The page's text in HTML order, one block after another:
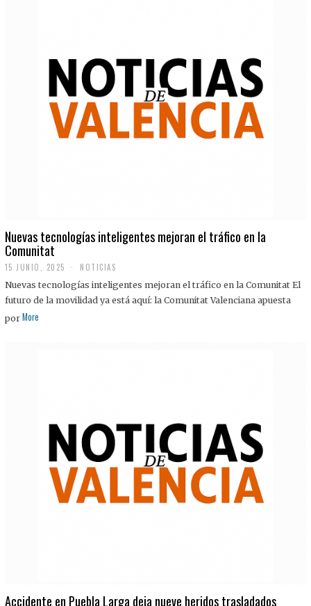
Nuevas tecnologías inteligentes mejoran el tráfico en la
Comunitat
15 JUNIO, 2025 NOTICIAS
Nuevas tecnologías inteligentes mejoran el tráfico en la Comunitat El
futuro de la movilidad ya está aquí: la Comunitat Valenciana apuesta
por More
Accidente en Puebla Larga deja nueve heridos trasladados